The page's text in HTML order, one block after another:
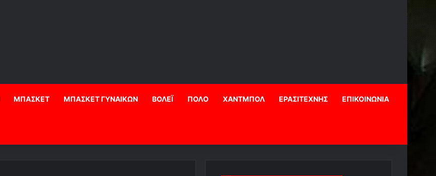
ΜΠΑΣΚΕΤ ΜΠΑΣΚΕΤ ΓΥΝΑΙΚΩΝ ΒΟΛΕΪ ΠΟΛΟ ΧΑΝΤΜΠΟΛ ΕΡΑΣΙΤΕΧΝΗΣ ΕΠΙΚΟΙΝΩΝΙΑ